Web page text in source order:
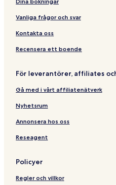
l
y
f
r
e
l
m
P
a
r
k
n
O
l
o
U
n
i
t
n
a
d
S
k
i
o
a
y
R
e
s
o
t
i
k
e
H
t
l
r
e
H
a
l
a
e
Vanliga frågor och svar
Kontakta oss
Recensera ett boende
För leverantörer, affiliates
Gå med i vårt affiliatenätverk
Nyhetsrum
Annonsera hos oss
Reseagent
Policyer
Regler och villkor